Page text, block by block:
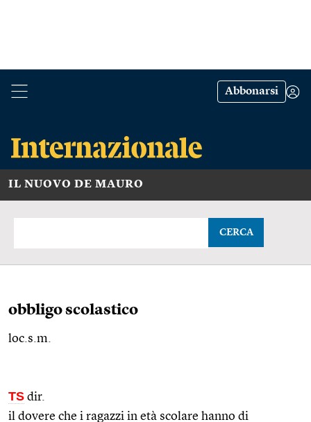
Abbonarsi
IL NUOVO DE MAURO
CERCA
obbligo scolastico
loc.s.m.
TS dir.
il dovere che i ragazzi in età scolare hanno di